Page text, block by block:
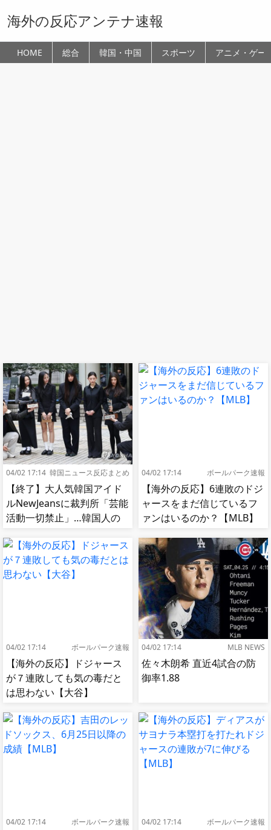
海外の反応アンテナ速報
HOME 総合 韓国・中国 スポーツ アニメ・ゲー
04/02 17:14 韓国ニュース反応まとめ
【終了】大人気韓国アイド
ルNewJeansに裁判所「芸能
活動一切禁止」…韓国人の
04/02 17:14 ボールパーク速報
【海外の反応】6連敗のドジ
ャースをまだ信じているフ
ァンはいるのか？【MLB】
04/02 17:14 ボールパーク速報
【海外の反応】ドジャース
が７連敗しても気の毒だと
は思わない【大谷】
04/02 17:14 MLB NEWS
佐々木朗希 直近4試合の防
御率1.88
04/02 17:14 ボールパーク速報 04/02 17:14 ボールパーク速報